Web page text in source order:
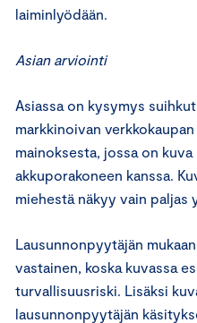
laiminlyödään.
Asian arviointi
Asiassa on kysymys
markkinoivan
mainoksesta, jossa on
akkuporakoneen kanssa.
miehestä näkyy vain paljas
Lausunnonpyytäjän
vastainen, koska kuvassa
turvallisuusriski. Lisäksi
lausunnonpyytäjän